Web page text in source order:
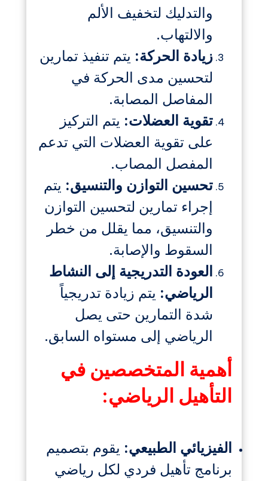
والتدليك لتخفيف الألم
والالتهاب.
زيادة الحركة: يتم تنفيذ تمارين
لتحسين مدى الحركة في
المفاصل المصابة.
تقوية العضلات: يتم التركيز
على تقوية العضلات التي تدعم
المفصل المصاب.
تحسين التوازن والتنسيق: يتم
إجراء تمارين لتحسين التوازن
والتنسيق، مما يقلل من خطر
السقوط والإصابة.
العودة التدريجية إلى النشاط
الرياضي: يتم زيادة تدريجياً
شدة التمارين حتى يصل
الرياضي إلى مستواه السابق.
أهمية المتخصصين في
التأهيل الرياضي:
الفيزيائي الطبيعي: يقوم بتصميم
برنامج تأهيل فردي لكل رياضي